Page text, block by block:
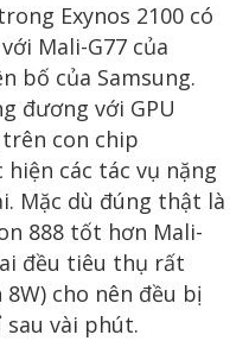
Exynos 2100 có
Mali-G77 của
bố của Samsung.
đương với GPU
con chip
các tác vụ nặng
Mặc dù đúng thật là
888 tốt hơn Mali-
đều tiêu thụ rất
cho nên đều bị
vài phút.